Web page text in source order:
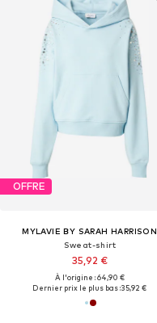
OFFRE
MYLAVIE BY SARAH HARRISON
Sweat-shirt
35,92 €
À l'origine : 64,90 €
Dernier prix le plus bas :35,92 €